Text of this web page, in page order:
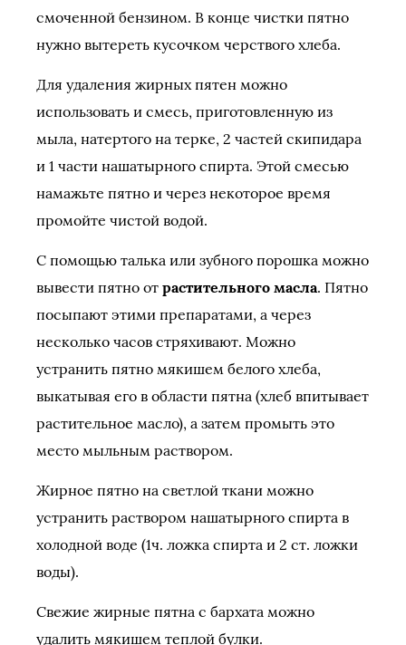
смоченной бензином. В конце чистки пятно
нужно вытереть кусочком черствого хлеба.
Для удаления жирных пятен можно
использовать и смесь, приготовленную из
мыла, натертого на терке, 2 частей скипидара
и 1 части нашатырного спирта. Этой смесью
намажьте пятно и через некоторое время
промойте чистой водой.
С помощью талька или зубного порошка можно
вывести пятно от растительного масла. Пятно
посыпают этими препаратами, а через
несколько часов стряхивают. Можно
устранить пятно мякишем белого хлеба,
выкатывая его в области пятна (хлеб впитывает
растительное масло), а затем промыть это
место мыльным раствором.
Жирное пятно на светлой ткани можно
устранить раствором нашатырного спирта в
холодной воде (1ч. ложка спирта и 2 ст. ложки
воды).
Свежие жирные пятна с бархата можно
удалить мякишем теплой булки.